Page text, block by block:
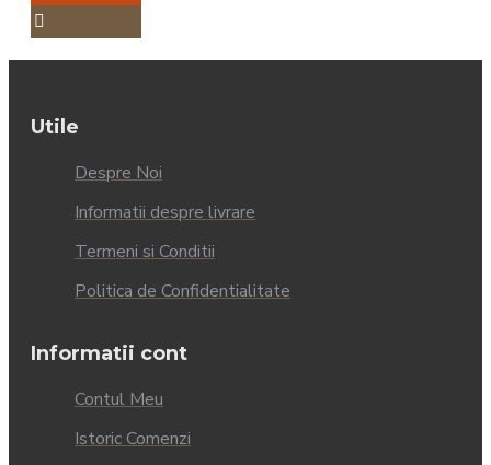
Utile
Despre Noi
Informatii despre livrare
Termeni si Conditii
Politica de Confidentialitate
Informatii cont
Contul Meu
Istoric Comenzi